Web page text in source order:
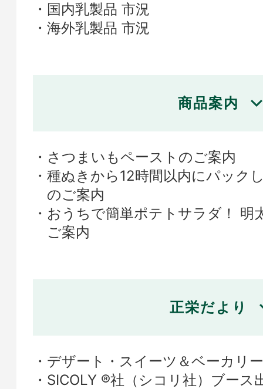
国内乳製品 市況
海外乳製品 市況
商品案内
さつまいもペーストのご案内
種ぬきから12時間以内にパック
のご案内
おうちで簡単ポテトサラダ！
ご案内
正栄だより
デザート・スイーツ＆ベーカリ
SICOLY ®社（シコリ社）ブース